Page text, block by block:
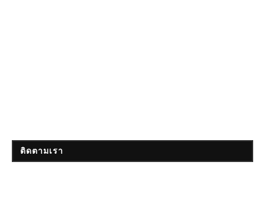
ติดตามเรา